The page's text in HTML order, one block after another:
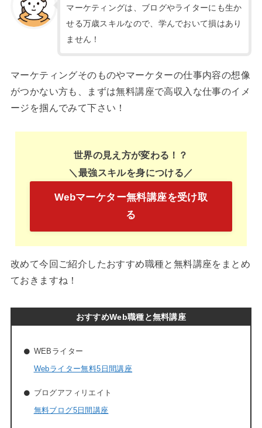
マーケティングは、ブログやライターにも生か
せる万歳スキルなので、学んでおいて損はあり
ません！
マーケティングそのものやマーケターの仕事内容の想像
がつかない方も、まずは無料講座で高収入な仕事のイメ
ージを掴んでみて下さい！
世界の見え方が変わる！？
＼最強スキルを身につける／
Webマーケター無料講座を受け取
る
改めて今回ご紹介したおすすめ職種と無料講座をまとめ
ておきますね！
おすすめWeb職種と無料講座
WEBライター
Webライター無料5日間講座
ブログアフィリエイト
無料ブログ5日間講座